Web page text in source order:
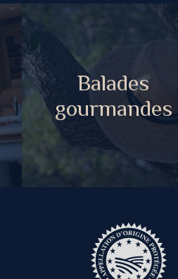
Balades
gourmandes